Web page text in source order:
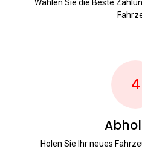
Wählen Sie die Beste
4
Holen Sie Ihr neues